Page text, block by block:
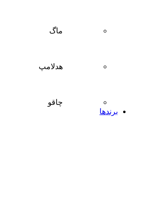
ماگ
هدلامپ
چاقو
برندها